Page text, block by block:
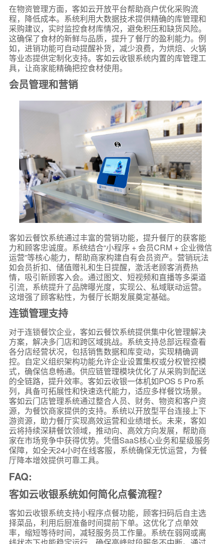
在物资管理方面，客如云开放平台帮助商户优化采购流
程，降低成本。系统利用大数据技术提供精确的库管理和
采购建议，实时监控食材库情况，避免积压和缺货风险。
这确保了食材的新鲜与品质，提升了餐厅的盈利能力。例
如，进销功能可自动提醒补货，减少浪费，为烘焙、火锅
等业态提供定制化支持。客如云收银系统内置的库管理工
具，让商家能精确把控食材使用。
会员管理和营销
客如云餐饮系统通过丰富的营销功能，提升餐厅的获客能
力和顾客忠诚度。系统结合“小程序 + 会员CRM + 企业微信
运营”等核心能力，帮助商家构建自有会员资产。营销玩法
如会员折扣、储值赠礼和生日提醒，激活老顾客消费热
情，吸引新顾客入会。通过图文、短视频和直播等多渠道
引流，系统提升了品牌曝光度，实现公、私域联动运营。
这增强了顾客粘性，为餐厅长期发展奠定基础。
连锁管理支持
对于连锁餐饮企业，客如云餐饮系统提供集中化管理解决
方案，解决多门店和跨区域挑战。系统支持总部远程查看
各分店经营状况，包括销售数据和库变动，实现精确调
控。自定义组织架构功能允许企业设置集权或分权管控模
式，确保信息畅通。供应链管理模块优化了从采购到配送
的全链路，提升效率。客如云收银一体机如POS 5 Pro系
列，具备可拓展性和快速迭代能力，适应多样餐饮场景。
客如云门店管理系统通过整合人员、财务、物资和客户资
源，为餐饮商家提供的支持。系统以开放型平台连接上下
游资源，助力餐厅实现高效运营和业绩增长。未来，客如
云将持续深耕餐饮领域，推动向、高效方向发展，帮助商
家在市场竞争中获得优势。凭借SaaS核心业务和星级服务
保障，如全天24小时在线客服，系统确保无忧运营，为餐
厅降本增效提供可靠工具。
FAQ:
客如云收银系统如何简化点餐流程？
客如云收银系统支持小程序点餐功能，顾客扫码后自主选
择菜品，利用后厨准备时间提前下单。这优化了点单效
率，缩短等待时间，减轻服务员工作量。系统在弱网或离